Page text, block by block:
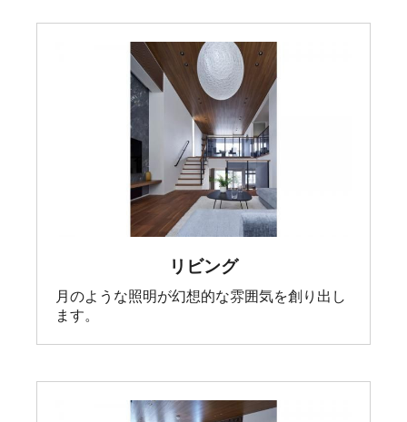
リビング
月のような照明が幻想的な雰囲気を創り出し
ます。